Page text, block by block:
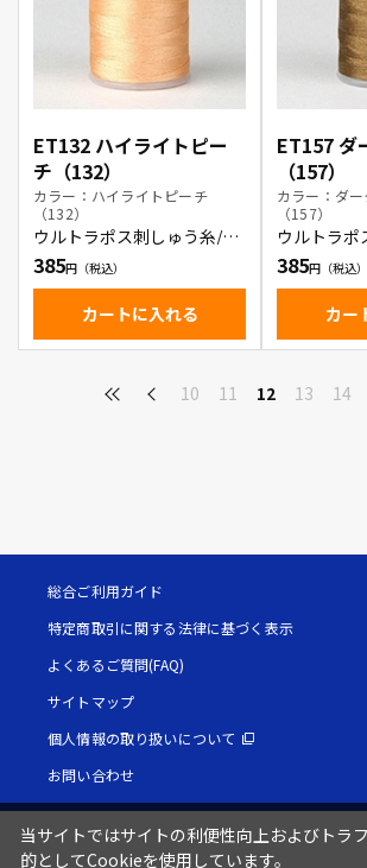
ET132 ハイライトピー
チ（132）
カラー：ハイライトピーチ
（132）
ウルトラポス刺しゅう糸/ハ
イライトピーチ
385
カートに入れる
ET157 ダ
（157）
カラー：ダ
（157）
ウルトラポ
ークブラウン
385
カー
10 11 12 13 14
総合ご利用ガイド
特定商取引に関する法律に基づく表示
よくあるご質問(FAQ)
サイトマップ
個人情報の取り扱いについて
お問い合わせ
当サイトではサイトの利便性向上およびトラ
的としてCookieを使用しています。